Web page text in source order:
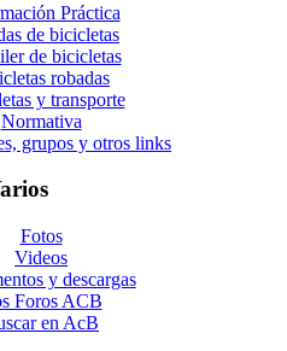
Práctica
de bicicletas
de bicicletas
robadas
y transporte
Normativa
grupos y otros links
Fotos
Videos
y descargas
Foros ACB
en AcB